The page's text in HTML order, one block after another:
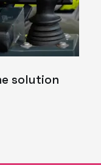
solution